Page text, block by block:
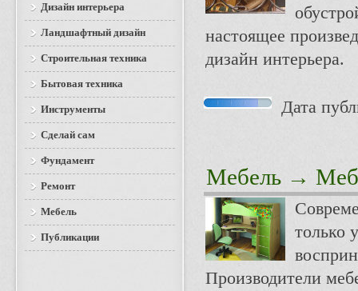
настоящее
дизайн интерьера.
Дата
Мебель →
только
Производители
Дизайн интерьера
Ландшафтный дизайн
Строительная техника
Бытовая техника
Инструменты
Сделай сам
Фундамент
Ремонт
Мебель
Публикации